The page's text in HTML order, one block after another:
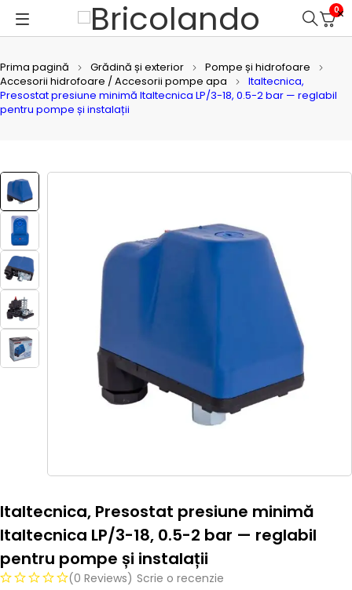
0
Prima pagină Grădină și exterior
Pompe și hidrofoare
Accesorii hidrofoare / Accesorii pompe apa
Italtecnica,
Presostat presiune minimă Italtecnica LP/3-18, 0.5-2 bar — reglabil
pentru pompe și instalații
Italtecnica, Presostat presiune minimă
Italtecnica LP/3-18, 0.5-2 bar — reglabil
pentru pompe și instalații
(0 Reviews) Scrie o recenzie